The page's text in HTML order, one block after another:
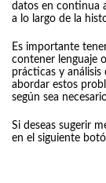
datos en continua
a lo largo de la
Es importante
contener lenguaje
prácticas y
abordar estos
según sea
Si deseas sugerir
en el siguiente